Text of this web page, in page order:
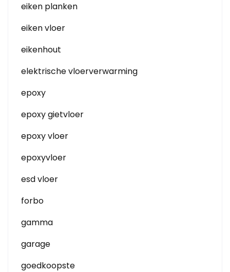
eiken planken
eiken vloer
eikenhout
elektrische vloerverwarming
epoxy
epoxy gietvloer
epoxy vloer
epoxyvloer
esd vloer
forbo
gamma
garage
goedkoopste